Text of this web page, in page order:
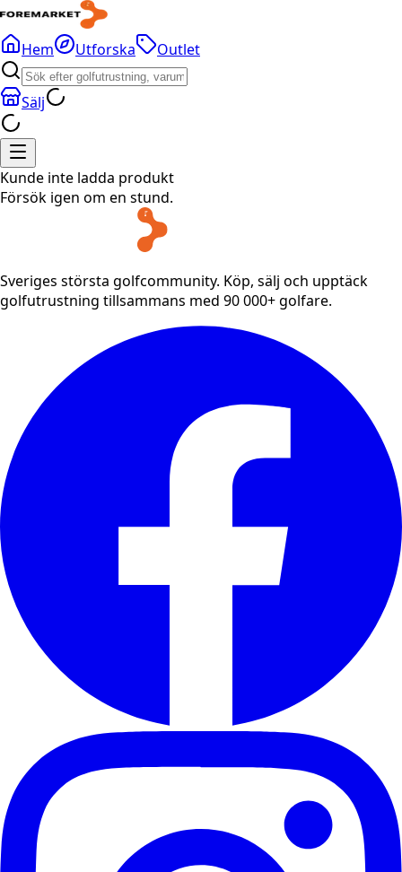
Hem Utforska Outlet
Sälj
Kunde inte ladda produkt
Försök igen om en stund.
Sveriges största golfcommunity. Köp, sälj och upptäck
golfutrustning tillsammans med 90 000+ golfare.